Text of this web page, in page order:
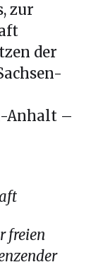
zur
der
Anhalt –
freien